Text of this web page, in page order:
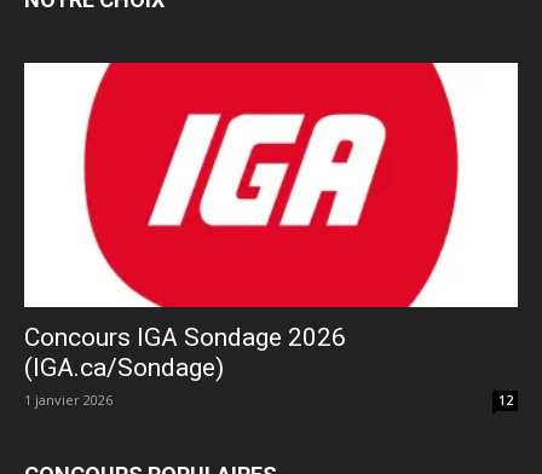
Concours IGA Sondage 2026
(IGA.ca/Sondage)
1 janvier 2026 12